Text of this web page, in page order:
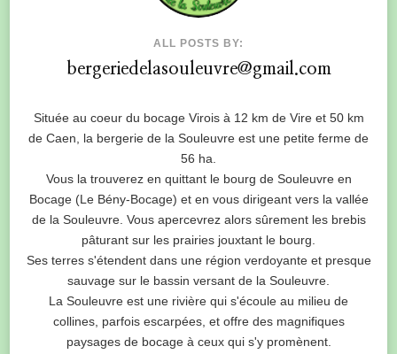
ALL POSTS BY:
bergeriedelasouleuvre@gmail.com
Située au coeur du bocage Virois à 12 km de Vire et 50 km
de Caen, la bergerie de la Souleuvre est une petite ferme de
56 ha.
Vous la trouverez en quittant le bourg de Souleuvre en
Bocage (Le Bény-Bocage) et en vous dirigeant vers la vallée
de la Souleuvre. Vous apercevrez alors sûrement les brebis
pâturant sur les prairies jouxtant le bourg.
Ses terres s'étendent dans une région verdoyante et presque
sauvage sur le bassin versant de la Souleuvre.
La Souleuvre est une rivière qui s'écoule au milieu de
collines, parfois escarpées, et offre des magnifiques
paysages de bocage à ceux qui s'y promènent.